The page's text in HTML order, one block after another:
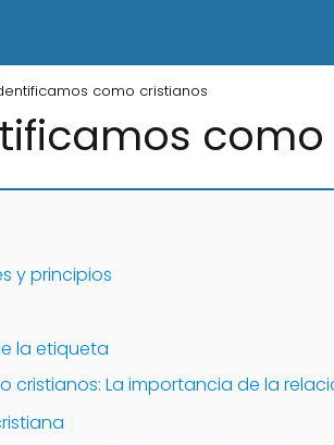
como cristianos
y principios
la etiqueta
La importancia de la